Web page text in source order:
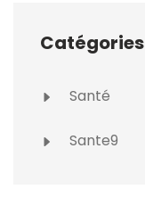
Catégories
Santé
Sante9